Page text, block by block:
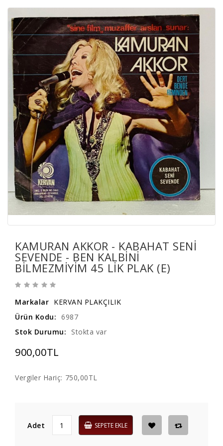
KAMURAN AKKOR - KABAHAT SENI
SEVENDE - BEN KALBINI
BILMEZMIYIM 45 LIK PLAK (E)
Markalar KERVAN PLAKÇILIK
Ürün Kodu: 6987
Stok Durumu:
Stokta var
900,00TL
Vergiler Hariç: 750,00TL
Adet SEPETE EKLE